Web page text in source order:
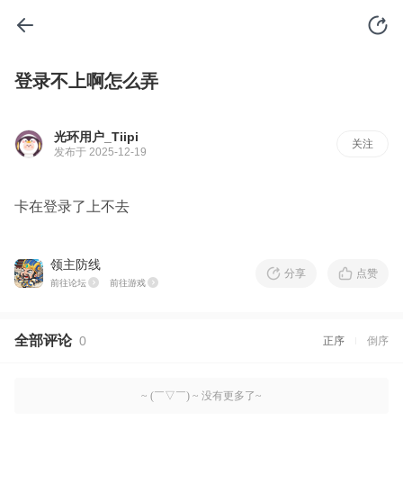
登录不上啊怎么弄
光环用户_Tiipi
发布于 2025-12-19
关注
卡在登录了上不去
领主防线
前往论坛 前往游戏
分享 点赞
全部评论 0 正序 倒序
~ (￣▽￣) ~ 没有更多了~